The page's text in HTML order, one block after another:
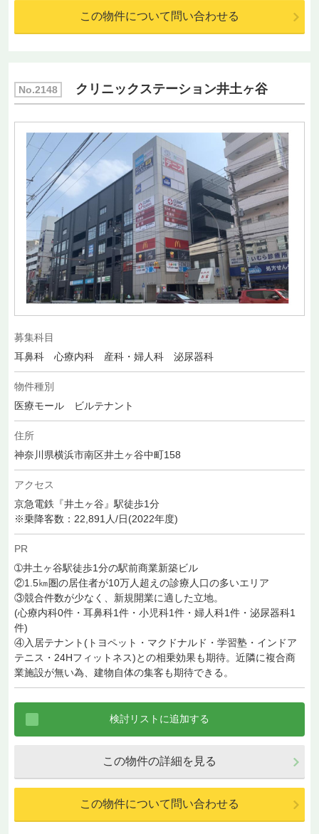
この物件について問い合わせる
No.2148 クリニックステーション井土ヶ谷
募集科目
耳鼻科 心療内科 産科・婦人科 泌尿器科
物件種別
医療モール ビルテナント
住所
神奈川県横浜市南区井土ヶ谷中町158
アクセス
京急電鉄『井土ヶ谷』駅徒歩1分
※乗降客数：22,891人/日(2022年度)
PR
➀井土ヶ谷駅徒歩1分の駅前商業新築ビル
②1.5㎞圏の居住者が10万人超えの診療人口の多いエリア
③競合件数が少なく、新規開業に適した立地。
(心療内科0件・耳鼻科1件・小児科1件・婦人科1件・泌尿器科1
件)
④入居テナント(トヨペット・マクドナルド・学習塾・インドア
テニス・24Hフィットネス)との相乗効果も期待。近隣に複合商
業施設が無い為、建物自体の集客も期待できる。
この物件の詳細を見る
この物件について問い合わせる